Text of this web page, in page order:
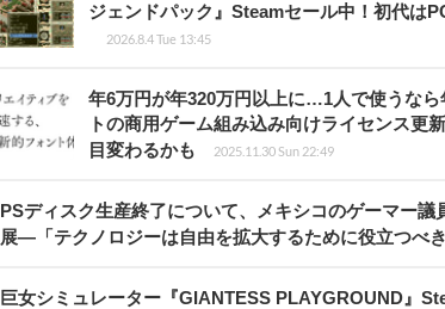
ジェンドパック』Steamセール中！初代は
2026.8.4 Tue 13:45
年6万円が年320万円以上に…1人で使うな
トの商用ゲーム組み込み向けライセンス
目変わるかも
2025.11.30 Sun 22:49
PSディスク生産終了について、メキシコのゲーマー
展―「テクノロジーは自由を拡大するために役立つべき
巨女シミュレーター『GIANTESS PLAYGROUND』